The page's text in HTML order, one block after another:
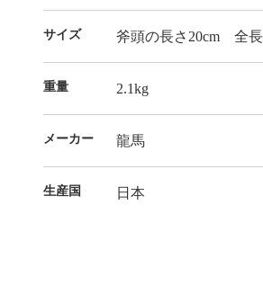
サイズ 斧頭の長さ20cm 全長
重量 2.1kg
メーカー 龍馬
生産国 日本